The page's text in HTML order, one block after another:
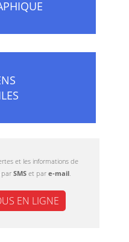
et les informations de
par SMS et par e-mail.
EN LIGNE